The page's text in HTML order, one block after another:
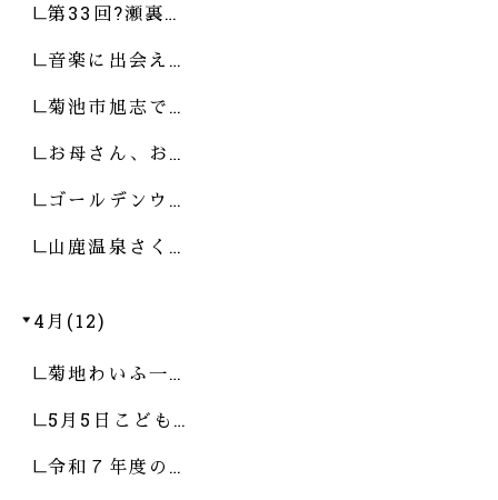
第33回?瀬裏…
音楽に出会え…
菊池市旭志で…
お母さん、お…
ゴールデンウ…
山鹿温泉さく…
4月(12)
菊地わいふ一…
5月5日こども…
令和７年度の…